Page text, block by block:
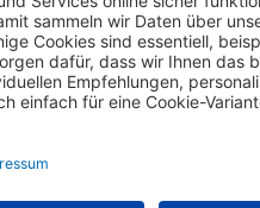
und Etikettenrahmen sowie
für Vorhängeschloss
in Schwarzgrau
Buche 60x25 mm, allseitig
Sitzleisten aus Kunststoff, mit verzinktem